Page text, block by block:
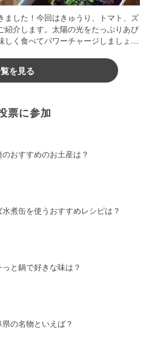
ました！今回はきゅうり、トマト、ズ
紹介します。太陽の光をたっぷりあび
しく食べてパワーチャージしましょう
を見る
票に参加
のおすすめのお土産は？
水煮缶を使うおすすめレシピは？
っと鍋で好きな味は？
県の名物といえば？